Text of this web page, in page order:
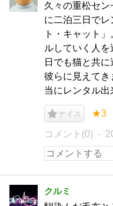
久々の重松セ
に二泊三日で
ト・キャット
ルしていく人
日でも猫と共
彼らに見えて
当にレンタル出
ナイス ★3
コメント(0)
クルミ